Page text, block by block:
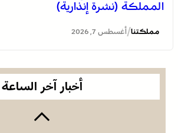
المملكة (نشرة إنذارية)
مملكتنا/ أغسطس 7, 2026
أخبار آخر الساعة
وادي زم .. مبادرة تطوعية لشباب المدينة